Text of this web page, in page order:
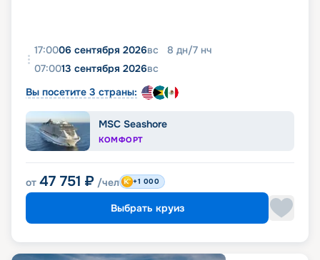
17:0006 сентября 2026вс 8 дн/7 нч
07:0013 сентября 2026вс
Вы посетите 3 страны:
MSC Seashore
КОМФОРТ
от 47 751 ₽ /чел +1 000
Выбрать круиз